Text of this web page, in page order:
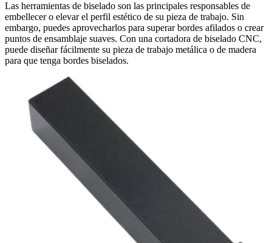
Las herramientas de biselado son las principales responsables de
embellecer o elevar el perfil estético de su pieza de trabajo. Sin
embargo, puedes aprovecharlos para superar bordes afilados o crear
puntos de ensamblaje suaves. Con una cortadora de biselado CNC,
puede diseñar fácilmente su pieza de trabajo metálica o de madera
para que tenga bordes biselados.